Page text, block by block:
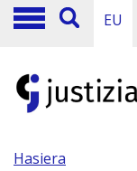
EU
Hasiera